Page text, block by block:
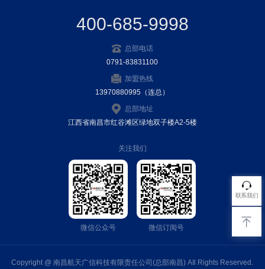
400-685-9998
总部电话
0791-83831100
加盟热线
13970880995（连总）
总部地址
江西省南昌市红谷滩区绿地双子楼A2-5楼
关注我们
微信公众号 微信订阅号
Copyright @ 南昌航天广信科技有限责任公司(总部南昌) AIl Rights Reserved.
联系我们